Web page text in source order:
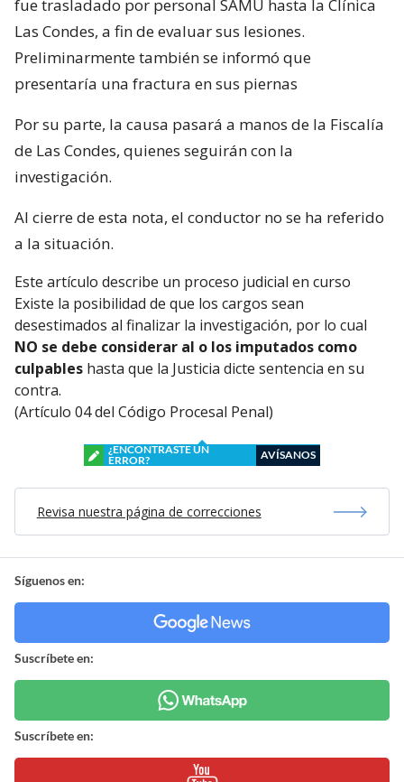
fue trasladado por personal SAMU hasta la Clínica
Las Condes, a fin de evaluar sus lesiones.
Preliminarmente también se informó que
presentaría una fractura en sus piernas
Por su parte, la causa pasará a manos de la Fiscalía
de Las Condes, quienes seguirán con la
investigación.
Al cierre de esta nota, el conductor no se ha referido
a la situación.
Este artículo describe un proceso judicial en curso
Existe la posibilidad de que los cargos sean
desestimados al finalizar la investigación, por lo cual
NO se debe considerar al o los imputados como
culpables hasta que la Justicia dicte sentencia en su
contra.
(Artículo 04 del Código Procesal Penal)
¿ENCONTRASTE UN
ERROR?
AVÍSANOS
Revisa nuestra página de correcciones
Síguenos en:
Suscríbete en:
Suscríbete en: